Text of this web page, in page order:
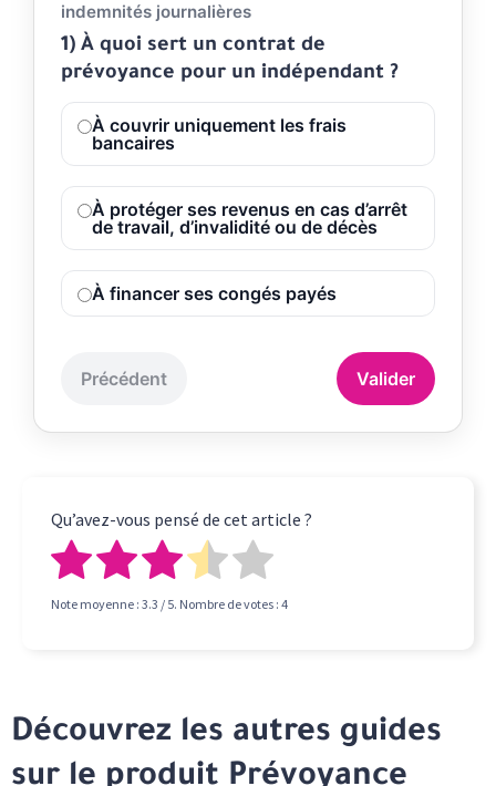
indemnités journalières
1) À quoi sert un contrat de
prévoyance pour un indépendant ?
À couvrir uniquement les frais
bancaires
À protéger ses revenus en cas d’arrêt
de travail, d’invalidité ou de décès
À financer ses congés payés
Précédent Valider
Qu’avez-vous pensé de cet article ?
Note moyenne : 3.3 / 5. Nombre de votes : 4
Découvrez les autres guides
sur le produit Prévoyance